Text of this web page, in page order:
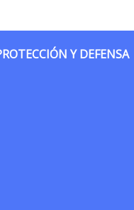
Y DEFENSA